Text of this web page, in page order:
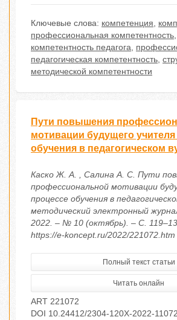
Ключевые слова: компетенция,
профессиональная компетентность,
компетентность педагога,
педагогическая компетентность,
методической компетентности
Пути повышения
мотивации будущего
обучения в педагогическом
Каско Ж. А. , Салина А. С. Пути
профессиональной мотивации
процессе обучения в
методический электронный
2022. – № 10 (октябрь). – С.
https://e-koncept.ru/2022/221072.htm
Полный текст статьи
Читать онлайн
ART 221072
DOI 10.24412/2304-120X-2022-11072